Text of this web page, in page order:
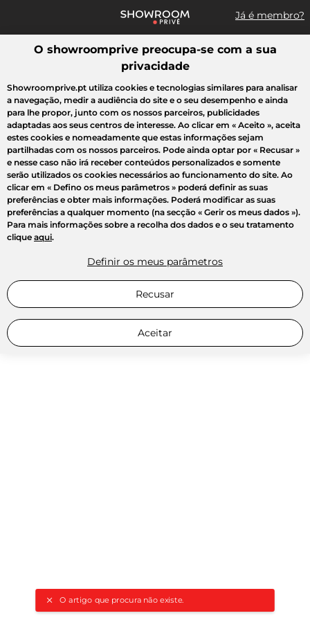
Já é membro?
Pesquisar uma marca, um artigo, uma venda...
O artigo que procura não existe.
Todas as vendas Moda Desporto Casa Criança Beleza
O showroomprive preocupa-se com a sua
privacidade
Showroomprive.pt utiliza cookies e tecnologias similares para analisar
a navegação, medir a audiência do site e o seu desempenho e ainda
para lhe propor, junto com os nossos parceiros, publicidades
adaptadas aos seus centros de interesse. Ao clicar em « Aceito », aceita
estes cookies e nomeadamente que estas informações sejam
partilhadas com os nossos parceiros. Pode ainda optar por « Recusar »
e nesse caso não irá receber conteúdos personalizados e somente
serão utilizados os cookies necessários ao funcionamento do site. Ao
clicar em « Defino os meus parâmetros » poderá definir as suas
preferências e obter mais informações. Poderá modificar as suas
preferências a qualquer momento (na secção « Gerir os meus dados »).
Para mais informações sobre a recolha dos dados e o seu tratamento
clique aqui.
Definir os meus parâmetros
Recusar
Aceitar